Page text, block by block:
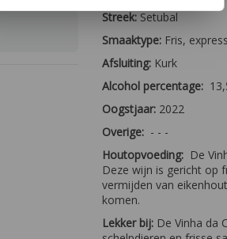
Streek: Setubal
Smaaktype: Fris,
Afsluiting: Kurk
Alcohol percentage:
Oogstjaar: 2022
Overige: - - -
Houtopvoeding: De
Deze wijn is gericht op
vermijden van
komen.
Lekker bij: De Vinha da